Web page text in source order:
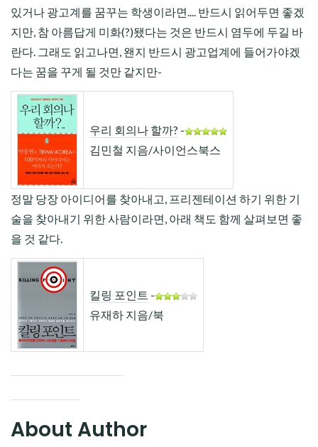
있거나 광고계를 꿈꾸는 학생이라면.... 반드시 읽어두면 좋겠
지만, 참 아름답게 미화(?)됐다는 것은 반드시 염두에 두길 바
란다. 그래도 읽고나면, 왠지 반드시 광고업계에 들어가야겠
다는 꿈을 꾸게 될 것만 같지만-
우리 회의나 할까? -
김민철 지음/사이언스북스
정말 당장 아이디어를 찾아내고, 프리젠테이션 하기 위한 기
술을 찾아내기 위한 사람이라면, 아래 책도 함께 살펴보면 좋
을 것 같다.
킬링 포인트 -
유재하 지음/북
About Author